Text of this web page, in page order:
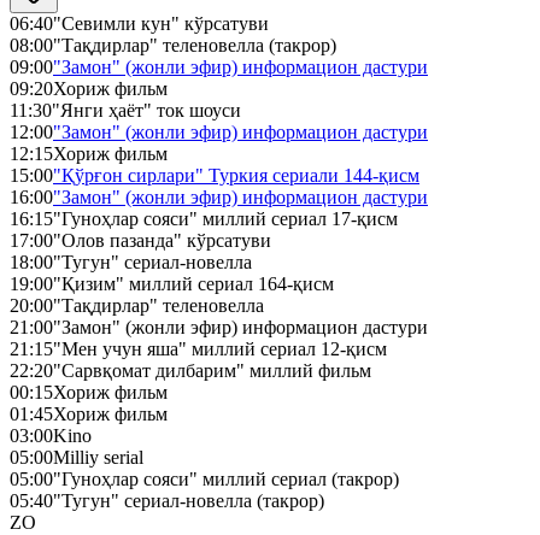
06:40"Севимли кун" кўрсатуви
08:00"Тақдирлар" теленовелла (такрор)
09:00"Замон" (жонли эфир) информацион дастури
09:20Хориж фильм
11:30"Янги ҳаёт" ток шоуси
12:00"Замон" (жонли эфир) информацион дастури
12:15Хориж фильм
15:00"Қўрғон сирлари" Туркия сериали 144-қисм
16:00"Замон" (жонли эфир) информацион дастури
16:15"Гуноҳлар сояси" миллий сериал 17-қисм
17:00"Олов пазанда" кўрсатуви
18:00"Тугун" сериал-новелла
19:00"Қизим" миллий сериал 164-қисм
20:00"Тақдирлар" теленовелла
21:00"Замон" (жонли эфир) информацион дастури
21:15"Мен учун яша" миллий сериал 12-қисм
22:20"Сарвқомат дилбарим" миллий фильм
00:15Хориж фильм
01:45Хориж фильм
03:00Kino
05:00Milliy serial
05:00"Гуноҳлар сояси" миллий сериал (такрор)
05:40"Тугун" сериал-новелла (такрор)
ZO